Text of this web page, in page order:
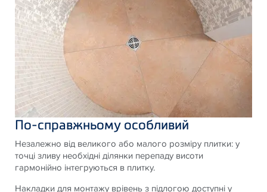
По-справжньому особливий
Незалежно від великого або малого розміру плитки: у
точці зливу необхідні ділянки перепаду висоти
гармонійно інтегруються в плитку.
Накладки для монтажу врівень з підлогою доступні у